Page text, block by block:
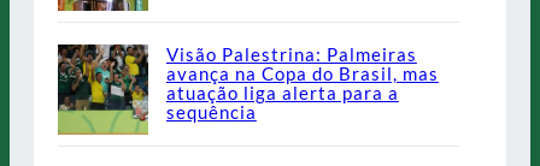
Visão Palestrina: Palmeiras
avança na Copa do Brasil, mas
atuação liga alerta para a
sequência